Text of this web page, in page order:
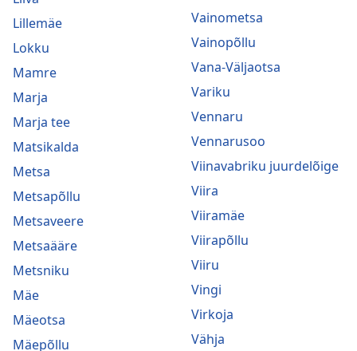
Lillemäe
Lokku
Mamre
Marja
Marja tee
Matsikalda
Metsa
Metsapõllu
Metsaveere
Metsaääre
Metsniku
Mäe
Mäeotsa
Mäepõllu
Vainometsa
Vainopõllu
Vana-Väljaotsa
Variku
Vennaru
Vennarusoo
Viinavabriku juurdelõige
Viira
Viiramäe
Viirapõllu
Viiru
Vingi
Virkoja
Vähja